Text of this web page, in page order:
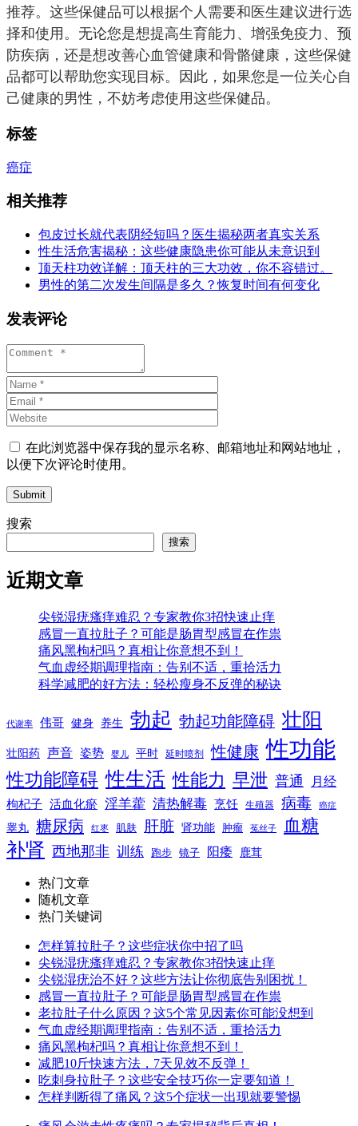
推荐。这些保健品可以根据个人需要和医生建议进行选
择和使用。无论您是想提高生育能力、增强免疫力、预
防疾病，还是想改善心血管健康和骨骼健康，这些保健
品都可以帮助您实现目标。因此，如果您是一位关心自
己健康的男性，不妨考虑使用这些保健品。
标签
癌症
相关推荐
包皮过长就代表阴经短吗？医生揭秘两者真实关系
性生活危害揭秘：这些健康隐患你可能从未意识到
顶天柱功效详解：顶天柱的三大功效，你不容错过。
男性的第二次发生间隔是多久？恢复时间有何变化
发表评论
在此浏览器中保存我的显示名称、邮箱地址和网站地址，
以便下次评论时使用。
Submit
搜索
搜索
近期文章
尖锐湿疣瘙痒难忍？专家教你3招快速止痒
感冒一直拉肚子？可能是肠胃型感冒在作祟
痛风黑枸杞吗？真相让你意想不到！
气血虚经期调理指南：告别不适，重拾活力
科学减肥的好方法：轻松瘦身不反弹的秘诀
代谢率 伟哥 健身 养生 勃起 勃起功能障碍 壮阳
壮阳药 声音 姿势 婴儿 平时 延时喷剂 性健康 性功能
性功能障碍 性生活 性能力 早泄 普通 月经
枸杞子 活血化瘀 淫羊藿 清热解毒 烹饪 生殖器 病毒 癌症
睾丸 糖尿病 红枣 肌肤 肝脏 肾功能 肿瘤 菟丝子 血糖
补肾 西地那非 训练 跑步 镜子 阳痿 鹿茸
热门文章
随机文章
热门关键词
怎样算拉肚子？这些症状你中招了吗
尖锐湿疣瘙痒难忍？专家教你3招快速止痒
尖锐湿疣治不好？这些方法让你彻底告别困扰！
感冒一直拉肚子？可能是肠胃型感冒在作祟
老拉肚子什么原因？这5个常见因素你可能没想到
气血虚经期调理指南：告别不适，重拾活力
痛风黑枸杞吗？真相让你意想不到！
减肥10斤快速方法，7天见效不反弹！
吃刺身拉肚子？这些安全技巧你一定要知道！
怎样判断得了痛风？这5个症状一出现就要警惕